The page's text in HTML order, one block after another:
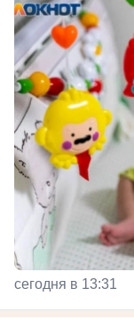
сегодня в 13:31